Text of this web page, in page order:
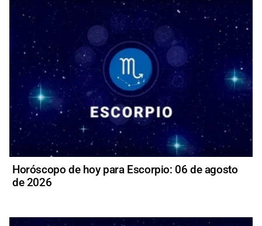
Horóscopo de hoy para Escorpio: 06 de agosto
de 2026